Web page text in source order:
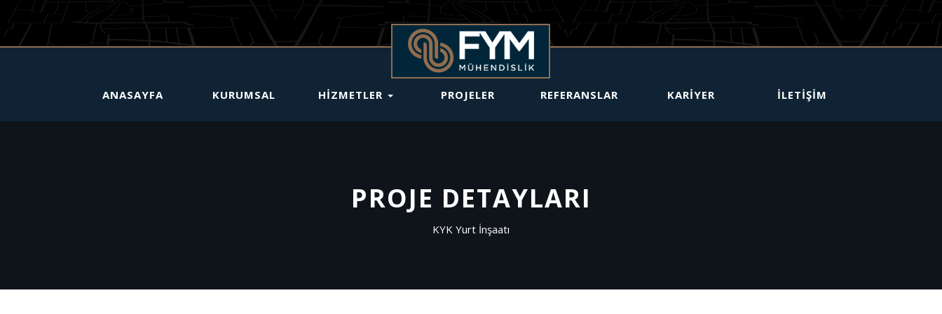
ANASAYFA KURUMSAL HİZMETLER PROJELER REFERANSLAR KARİYER İLETİŞİM
PROJE DETAYLARI
KYK Yurt İnşaatı